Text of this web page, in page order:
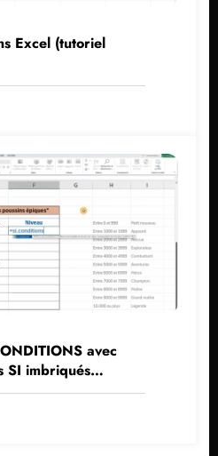
Excel (tutoriel
avec
SI imbriqués